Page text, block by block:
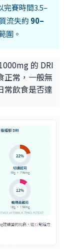
完賽時間3.5–
流失約 90–
圍。
的 DRI
常，一般無
常飲食是否達